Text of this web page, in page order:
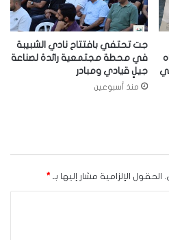
جت تحتفي بافتتاح نادي الشبيبة
في محطة مجتمعية رائدة لصناعة
جيلٍ قيادي ومبادر
منذ أسبوعين
الحقول الإلزامية مشار إليها بـ *